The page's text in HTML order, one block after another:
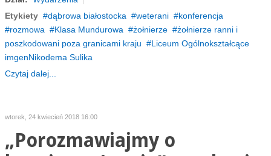
Etykiety
dąbrowa białostocka weterani
konferencja
rozmowa
Klasa Mundurowa żołnierze
żołnierze ranni i
poszkodowani poza granicami kraju
Liceum Ogólnokształcące
imgenNikodema Sulika
Czytaj dalej...
wtorek, 24 kwiecień 2018 16:00
„Porozmawiajmy o